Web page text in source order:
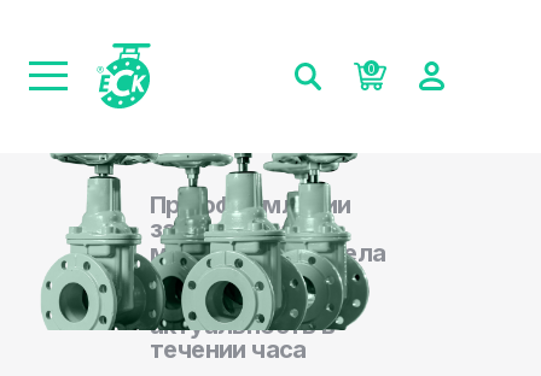
0
При оформлении
заказа на сайте,
менеджеры отдела
продаж
подтверждают
актуальность в
течении часа